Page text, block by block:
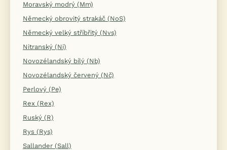
Moravský modrý (Mm)
Německý obrovitý strakáč (NoS)
Německý velký stříbřitý (Nvs)
Nitranský (Ni)
Novozélandský bílý (Nb)
Novozélandský červený (Nč)
Perlový (Pe)
Rex (Rex)
Ruský (R)
Rys (Rys)
Sallander (Sall)